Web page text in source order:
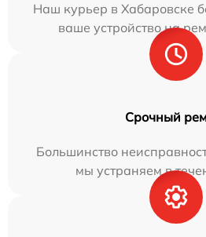
Наш курьер в Хабаровске
ваше устройство на
Срочный
Большинство
мы устраняем в